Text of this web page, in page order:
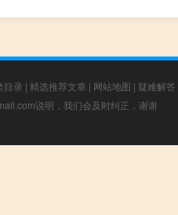
目录 | 精选推荐文章 | 网站地图 | 疑难解答
说明，我们会及时纠正，谢谢